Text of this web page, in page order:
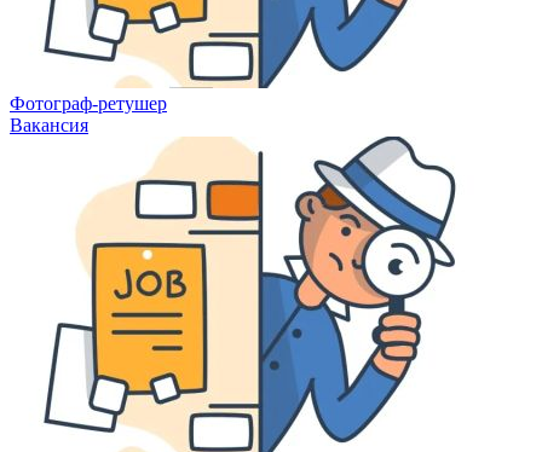
Фотограф-ретушер
Вакансия